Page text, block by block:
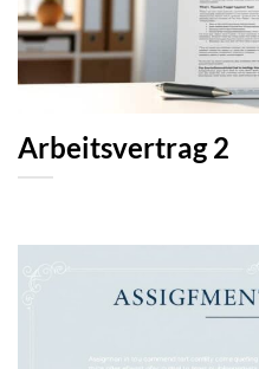
Arbeitsvertrag 2